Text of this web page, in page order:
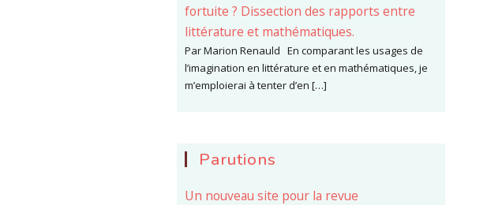
fortuite ? Dissection des rapports entre
littérature et mathématiques.
Par Marion Renauld En comparant les usages de
l’imagination en littérature et en mathématiques, je
m’emploierai à tenter d’en […]
Parutions
Un nouveau site pour la revue